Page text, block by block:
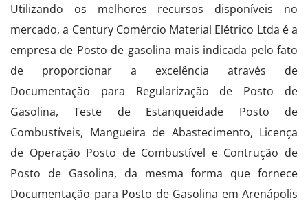
Utilizando os melhores recursos disponíveis no
mercado, a Century Comércio Material Elétrico Ltda é a
empresa de Posto de gasolina mais indicada pelo fato
de proporcionar a excelência através de
Documentação para Regularização de Posto de
Gasolina, Teste de Estanqueidade Posto de
Combustíveis, Mangueira de Abastecimento, Licença
de Operação Posto de Combustível e Contrução de
Posto de Gasolina, da mesma forma que fornece
Documentação para Posto de Gasolina em Arenápolis